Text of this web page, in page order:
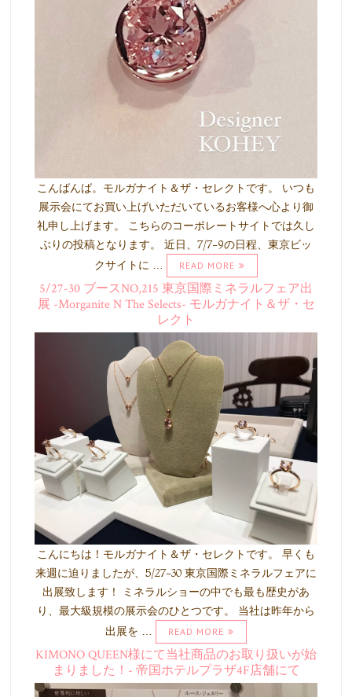
こんばんば。モルガナイト＆ザ・セレクトです。 いつも
展示会にてお買い上げいただいているお客様へ心より御
礼申し上げます。 こちらのコーポレートサイトでは久し
ぶりの投稿となります。 近日、7/7-9の日程、東京ビッ
クサイトに …
READ MORE
5/27-30 ブースNO,215 東京国際ミネラルフェア出
展 -Morganite N The Selects- モルガナイト＆ザ・セ
レクト
こんにちは！モルガナイト＆ザ・セレクトです。 早くも
来週に迫りましたが、5/27-30 東京国際ミネラルフェアに
出展致します！ ミネラルショーの中でも最も歴史があ
り、最大級規模の展示会のひとつです。 当社は昨年から
出展を …
READ MORE
KIMONO QUEEN様にて当社商品のお取り扱いが始
まりました！- 帝国ホテルプラザ4F店舗にて